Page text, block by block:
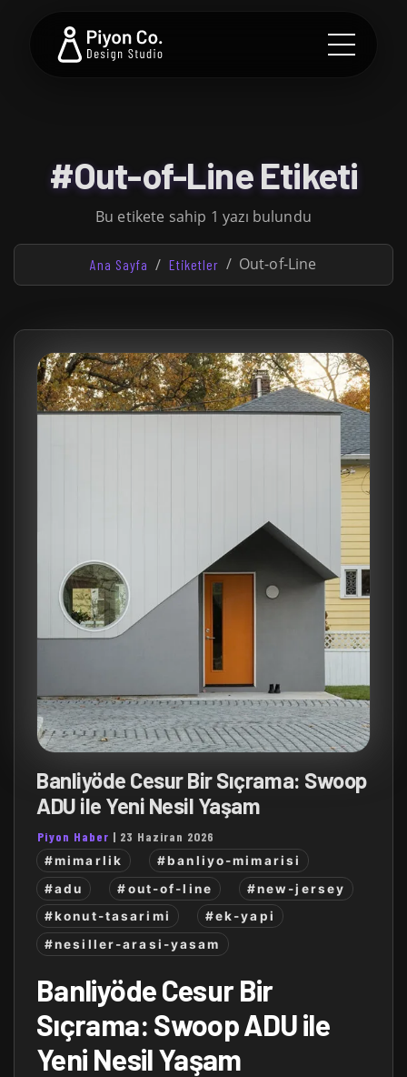
#Out-of-Line Etiketi
Bu etikete sahip 1 yazı bulundu
Ana Sayfa Etiketler Out-of-Line
Banliyöde Cesur Bir Sıçrama: Swoop
ADU ile Yeni Nesil Yaşam
Piyon Haber | 23 Haziran 2026
#mimarlik
#banliyo-mimarisi
#adu
#out-of-line
#new-jersey
#konut-tasarimi
#ek-yapi
#nesiller-arasi-yasam
Banliyöde Cesur Bir
Sıçrama: Swoop ADU ile
Yeni Nesil Yaşam